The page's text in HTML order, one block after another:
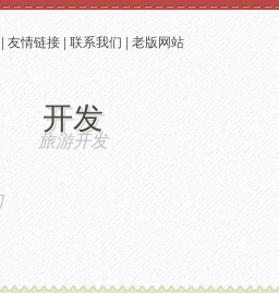
| 友情链接 | 联系我们 | 老版网站
开发